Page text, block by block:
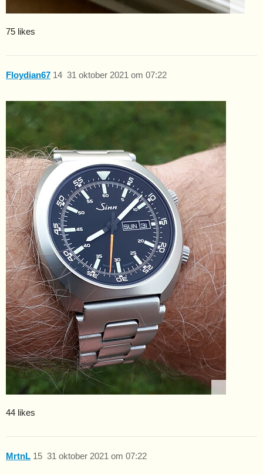
75 likes
Floydian67 31 oktober 2021 om 07:22
14
44 likes
MrtnL 31 oktober 2021 om 07:22
15